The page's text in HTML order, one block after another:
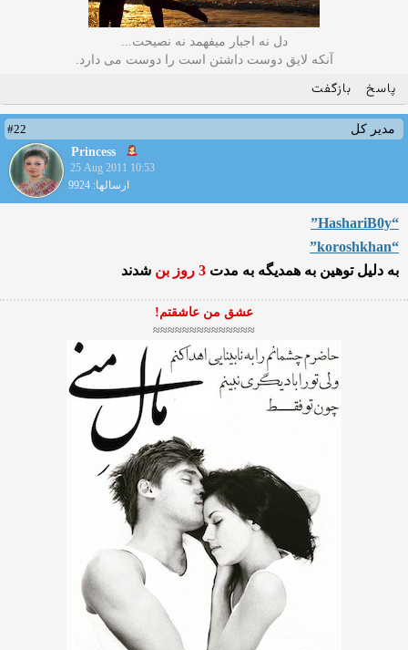
دل نه اجبار میفهمد نه نصیحت...
آنکه لایق دوست داشتن است را دوست می دارد.
پاسخ بازگفت
مدیر کل
#22
Princess
25 Aug 2011 10:53
ارسالها: 9924
“HashariB0y”
“koroshkhan”
به دلیل توهین به همدیگه به مدت
شدند
عشق من عاشقتم!
≈≈≈≈≈≈≈≈≈≈≈≈≈≈